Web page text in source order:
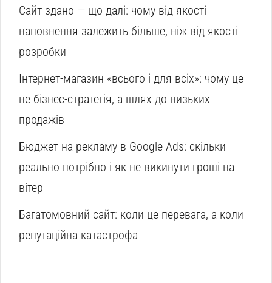
Сайт здано — що далі: чому від якості
наповнення залежить більше, ніж від якості
розробки
Інтернет-магазин «всього і для всіх»: чому це
не бізнес-стратегія, а шлях до низьких
продажів
Бюджет на рекламу в Google Ads: скільки
реально потрібно і як не викинути гроші на
вітер
Багатомовний сайт: коли це перевага, а коли
репутаційна катастрофа